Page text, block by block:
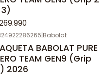
|Babolat
BABOLAT PURE
TEAM GEN9 (Grip
2026